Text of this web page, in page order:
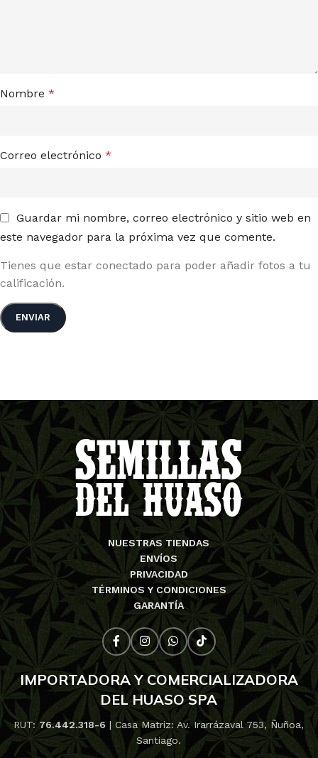
Nombre *
Correo electrónico *
Guardar mi nombre, correo electrónico y sitio web en
este navegador para la próxima vez que comente.
Tienes que estar conectado para poder añadir fotos a tu
calificación.
NUESTRAS TIENDAS
ENVÍOS
PRIVACIDAD
TÉRMINOS Y CONDICIONES
GARANTÍA
IMPORTADORA Y COMERCIALIZADORA
DEL HUASO SPA
RUT:76.442.318-6 | Casa Matriz: Av. Irarrázaval 753, Ñuñoa,
Santiago.